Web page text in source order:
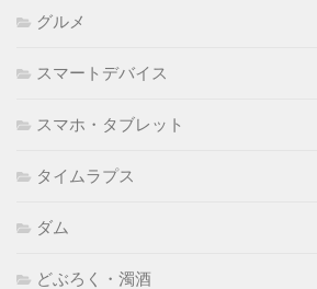
グルメ
スマートデバイス
スマホ・タブレット
タイムラプス
ダム
どぶろく・濁酒